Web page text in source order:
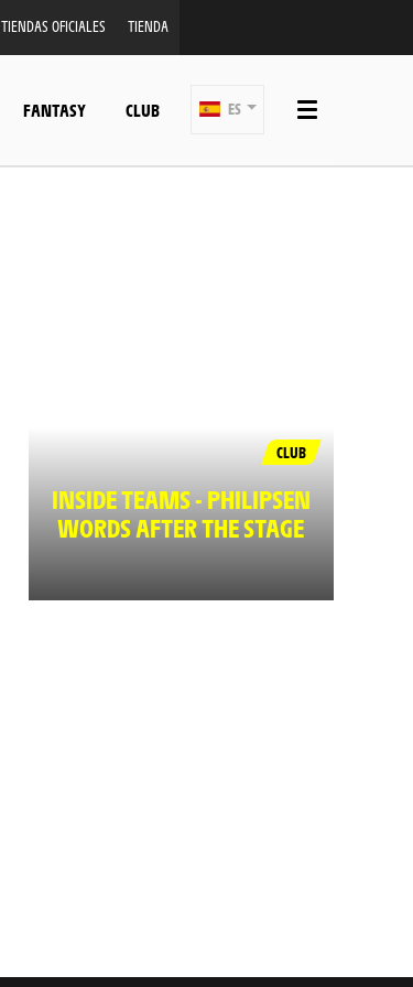
TIENDAS OFICIALES TIENDA
FANTASY CLUB ES
CLUB
INSIDE TEAMS - PHILIPSEN
WORDS AFTER THE STAGE